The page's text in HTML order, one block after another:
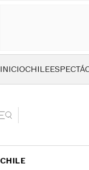
INICIOCHILE
CHILE